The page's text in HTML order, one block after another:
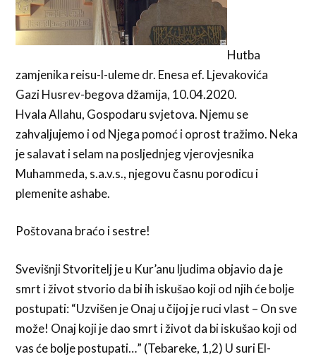
Hutba
zamjenika reisu-l-uleme dr. Enesa ef. Ljevakovića
Gazi Husrev-begova džamija, 10.04.2020.
Hvala Allahu, Gospodaru svjetova. Njemu se
zahvaljujemo i od Njega pomoć i oprost tražimo. Neka
je salavat i selam na posljednjeg vjerovjesnika
Muhammeda, s.a.v.s., njegovu časnu porodicu i
plemenite ashabe.
Poštovana braćo i sestre!
Svevišnji Stvoritelj je u Kur’anu ljudima objavio da je
smrt i život stvorio da bi ih iskušao koji od njih će bolje
postupati: “Uzvišen je Onaj u čijoj je ruci vlast – On sve
može! Onaj koji je dao smrt i život da bi iskušao koji od
vas će bolje postupati…” (Tebareke, 1,2) U suri El-